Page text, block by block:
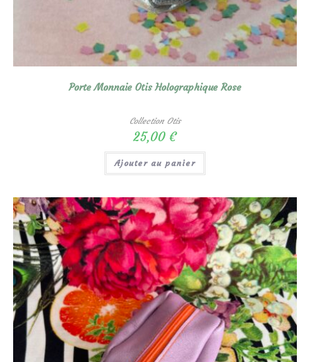
Porte Monnaie Otis Holographique Rose
Collection Otis
25,00 €
Ajouter au panier